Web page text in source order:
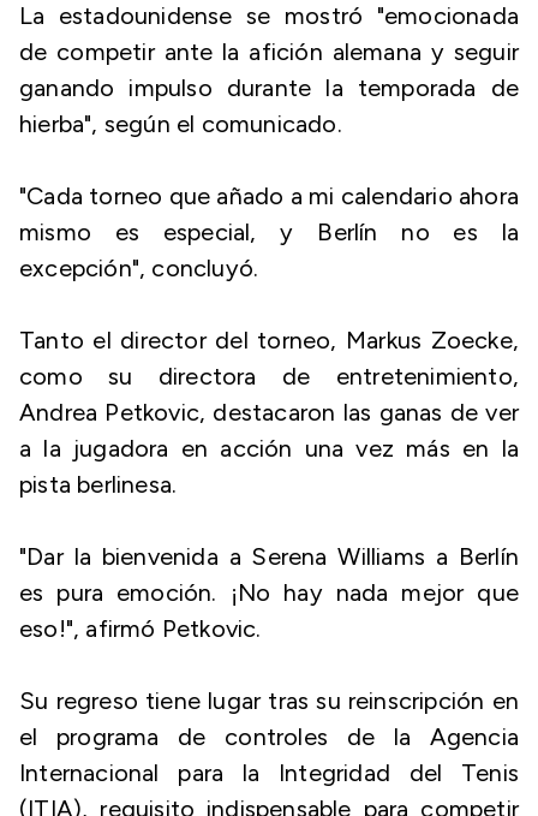
La estadounidense se mostró "emocionada
de competir ante la afición alemana y seguir
ganando impulso durante la temporada de
hierba", según el comunicado.
"Cada torneo que añado a mi calendario ahora
mismo es especial, y Berlín no es la
excepción", concluyó.
Tanto el director del torneo, Markus Zoecke,
como su directora de entretenimiento,
Andrea Petkovic, destacaron las ganas de ver
a la jugadora en acción una vez más en la
pista berlinesa.
"Dar la bienvenida a Serena Williams a Berlín
es pura emoción. ¡No hay nada mejor que
eso!", afirmó Petkovic.
Su regreso tiene lugar tras su reinscripción en
el programa de controles de la Agencia
Internacional para la Integridad del Tenis
(ITIA), requisito indispensable para competir